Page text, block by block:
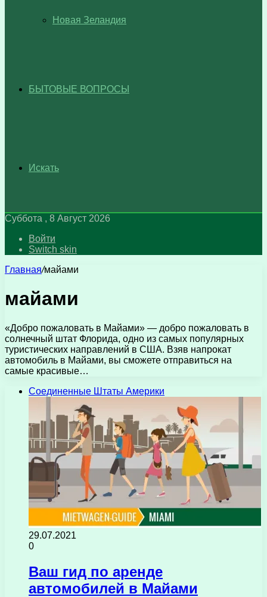
Новая Зеландия
БЫТОВЫЕ ВОПРОСЫ
Искать
Суббота , 8 Август 2026
Войти
Switch skin
Главная/майами
майами
«Добро пожаловать в Майами» — добро пожаловать в
солнечный штат Флорида, одно из самых популярных
туристических направлений в США. Взяв напрокат
автомобиль в Майами, вы сможете отправиться на
самые красивые…
Соединенные Штаты Америки
29.07.2021
0
Ваш гид по аренде
автомобилей в Майами